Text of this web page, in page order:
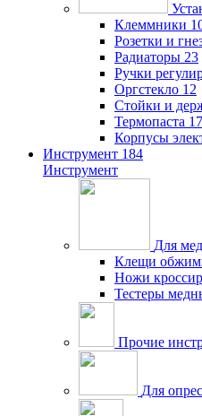
Клеммники
Розетки и
Радиаторы 23
Ручки
Оргстекло 12
Стойки и
Термопаста 17
Корпусы
Инструмент 184
Инструмент
Для
Клещи
Ножи
Тестеры
Прочие
Для